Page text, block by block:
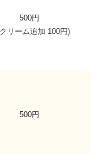
500円
リーム追加 100円)
500円